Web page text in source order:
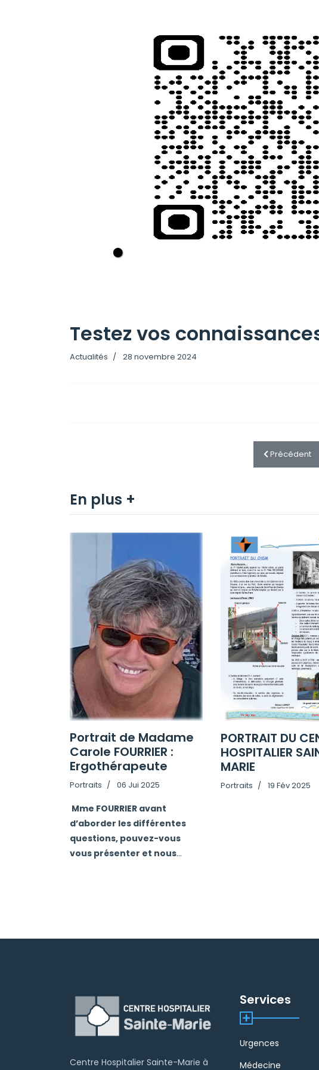
Testez vos
Actualités 28 novembre 2024
Article
Précédent
En plus +
Portrait de Madame
Carole FOURRIER :
Ergothérapeute
Portraits 06 Jui 2025
Mme FOURRIER avant
d’aborder les différentes
questions, pouvez-vous
vous présenter et nous...
PORTRAIT DU
HOSPITALIER
MARIE
Portraits 19 Fév 2025
Centre Hospitalier Sainte-Marie à
Services
Urgences
Médecine